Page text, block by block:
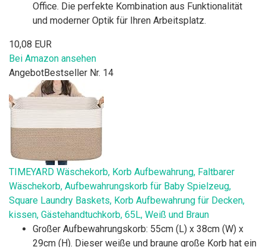
Office. Die perfekte Kombination aus Funktionalität
und moderner Optik für Ihren Arbeitsplatz.
10,08 EUR
Bei Amazon ansehen
AngebotBestseller Nr. 14
TIMEYARD Wäschekorb, Korb Aufbewahrung, Faltbarer
Wäschekorb, Aufbewahrungskorb für Baby Spielzeug,
Square Laundry Baskets, Korb Aufbewahrung für Decken,
kissen, Gästehandtuchkorb, 65L, Weiß und Braun
Großer Aufbewahrungskorb: 55cm (L) x 38cm (W) x
29cm (H). Dieser weiße und braune große Korb hat ein